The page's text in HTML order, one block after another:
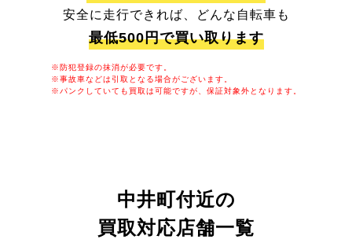
安全に走行できれば、どんな自転車も
最低500円で買い取ります
※防犯登録の抹消が必要です。
※事故車などは引取となる場合がございます。
※パンクしていても買取は可能ですが、保証対象外となります。
中井町付近の
買取対応店舗一覧